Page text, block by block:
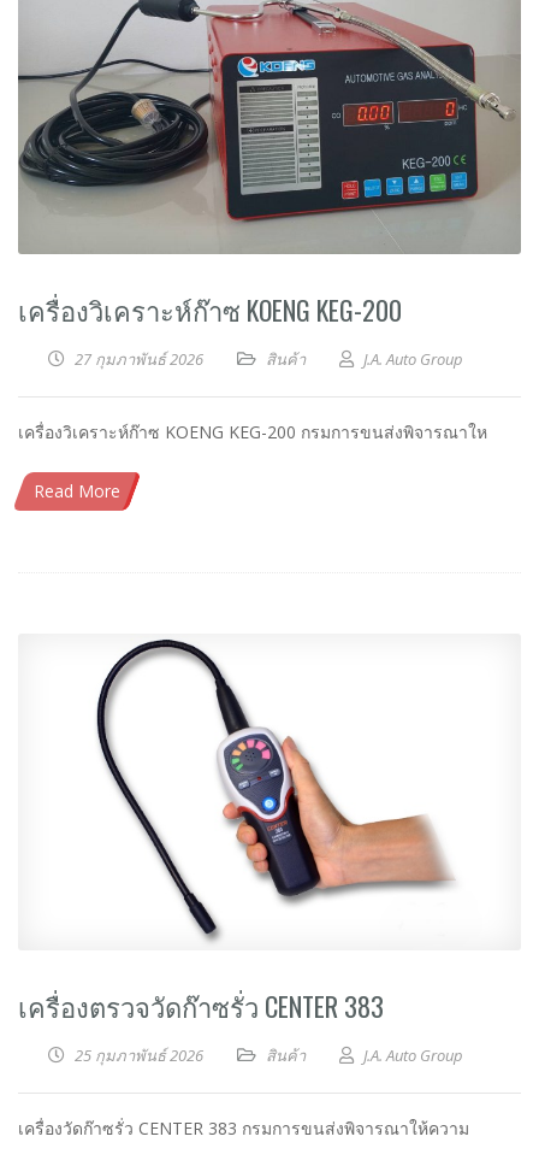
เครื่องวิเคราะห์ก๊าซ KOENG KEG-200
27 กุมภาพันธ์ 2026 สินค้า J.A. Auto Group
เครื่องวิเคราะห์ก๊าซ KOENG KEG-200 กรมการขนส่งพิจารณาให
Read More
เครื่องตรวจวัดก๊าซรั่ว CENTER 383
25 กุมภาพันธ์ 2026 สินค้า J.A. Auto Group
เครื่องวัดก๊าซรั่ว CENTER 383 กรมการขนส่งพิจารณาให้ความ